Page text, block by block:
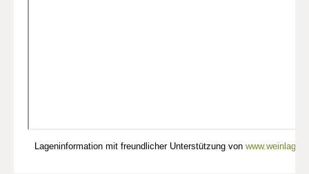
Lageninformation mit freundlicher Unterstützung von